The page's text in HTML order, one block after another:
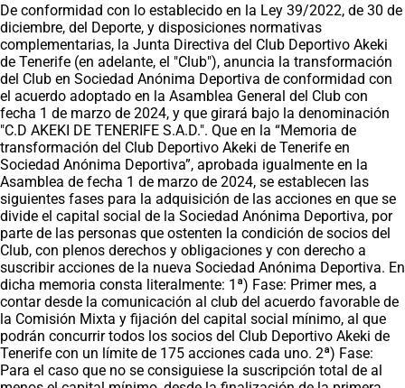
De conformidad con lo establecido en la Ley 39/2022, de 30 de
diciembre, del Deporte, y disposiciones normativas
complementarias, la Junta Directiva del Club Deportivo Akeki
de Tenerife (en adelante, el "Club"), anuncia la transformación
del Club en Sociedad Anónima Deportiva de conformidad con
el acuerdo adoptado en la Asamblea General del Club con
fecha 1 de marzo de 2024, y que girará bajo la denominación
"C.D AKEKI DE TENERIFE S.A.D.". Que en la “Memoria de
transformación del Club Deportivo Akeki de Tenerife en
Sociedad Anónima Deportiva”, aprobada igualmente en la
Asamblea de fecha 1 de marzo de 2024, se establecen las
siguientes fases para la adquisición de las acciones en que se
divide el capital social de la Sociedad Anónima Deportiva, por
parte de las personas que ostenten la condición de socios del
Club, con plenos derechos y obligaciones y con derecho a
suscribir acciones de la nueva Sociedad Anónima Deportiva. En
dicha memoria consta literalmente: 1ª) Fase: Primer mes, a
contar desde la comunicación al club del acuerdo favorable de
la Comisión Mixta y fijación del capital social mínimo, al que
podrán concurrir todos los socios del Club Deportivo Akeki de
Tenerife con un límite de 175 acciones cada uno. 2ª) Fase:
Para el caso que no se consiguiese la suscripción total de al